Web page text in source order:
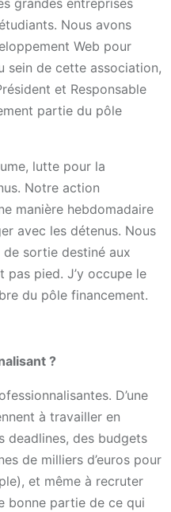
Nous avons
Web pour
sein de cette association,
et Responsable
partie du pôle
lutte pour la
Notre action
manière hebdomadaire
avec les détenus. Nous
sortie destiné aux
pas pied. J’y occupe le
du pôle financement.
?
D’une
à travailler en
deadlines, des budgets
de milliers d’euros pour
et même à recruter
bonne partie de ce qui